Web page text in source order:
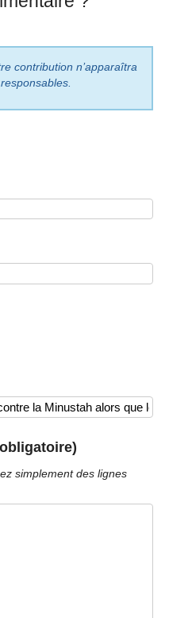
contribution n’apparaîtra
simplement des lignes